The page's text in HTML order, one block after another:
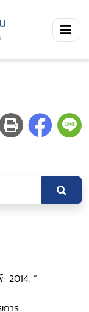
2014, ”
การ